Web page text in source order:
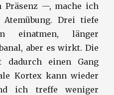
—, mache ich
Drei tiefe
einatmen, länger
aber es wirkt. Die
dadurch einen Gang
Kortex kann wieder
ich treffe weniger